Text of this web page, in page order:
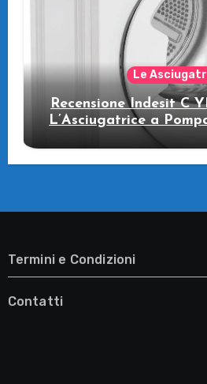
Le
Recensione Indesit C
L’Asciugatrice a
il Tuo
Termini e Condizioni
Contatti